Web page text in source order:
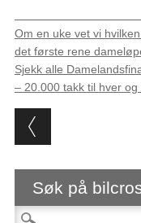
Om en uke vet vi
det første rene
Sjekk alle
– 20.000 takk til hver og
Post
Søk på
Søk etter: